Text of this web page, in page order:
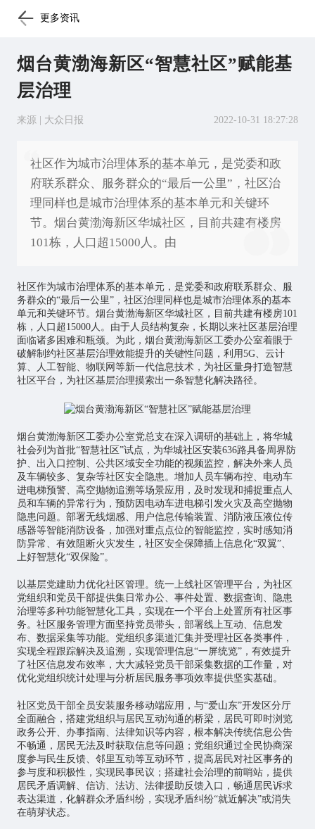
更多资讯
烟台黄渤海新区“智慧社区”赋能基
层治理
来源 | 大众日报 2022-10-31 18:27:28
社区作为城市治理体系的基本单元，是党委和政
府联系群众、服务群众的“最后一公里”，社区治
理同样也是城市治理体系的基本单元和关键环
节。烟台黄渤海新区华城社区，目前共建有楼房
101栋，人口超15000人。由
社区作为城市治理体系的基本单元，是党委和政府联系群众、服
务群众的“最后一公里”，社区治理同样也是城市治理体系的基本
单元和关键环节。烟台黄渤海新区华城社区，目前共建有楼房101
栋，人口超15000人。由于人员结构复杂，长期以来社区基层治理
面临诸多困难和瓶颈。为此，烟台黄渤海新区工委办公室着眼于
破解制约社区基层治理效能提升的关键性问题，利用5G、云计
算、
人工智能、 物联网 等新一代信息技术，为社区量身打造智慧
社区平台，为社区基层治理摸索出一条智慧化解决路径。
烟台黄渤海新区工委办公室党总支在深入调研的基础上，将华城
社会列为首批“智慧社区”试点，为华城社区安装636路具备周界防
护、出入口控制、公共区域安全功能的视频监控，解决外来人员
及车辆较多、复杂等社区安全隐患。增加人员车辆布控、电动车
进电梯预警、高空抛物追溯等场景应用，及时发现和捕捉重点人
员和车辆的异常行为，预防因电动车进电梯引发火灾及高空抛物
隐患问题。部署无线烟感、用户信息传输装置、消防液压液位传
感器等智能消防设备，加强对重点点位的智能监控，实时感知消
防异常、有效阻断火灾发生，社区安全保障插上信息化“双翼”、
上好智慧化“双保险”。
以基层党建助力优化社区管理。统一上线社区管理平台，为社区
党组织和党员干部提供集日常办公、事件处置、数据查询、隐患
治理等多种功能智慧化工具，实现在一个平台上处置所有社区事
务。社区服务管理方面坚持党员带头，部署线上互动、信息发
布、数据采集等功能。党组织多渠道汇集并受理社区各类事件，
实现全程跟踪解决及追溯，实现管理信息“一屏统览”，有效提升
了社区信息发布效率，大大减轻党员干部采集数据的工作量，对
优化党组织统计处理与分析居民服务事项效率提供坚实基础。
社区党员干部全员安装服务移动端应用，与“爱山东”开发区分厅
全面融合，搭建党组织与居民互动沟通的桥梁，居民可即时浏览
政务公开、办事指南、法律知识等内容，根本解决传统信息公告
不畅通，居民无法及时获取信息等问题；党组织通过全民协商深
度参与民生反馈、邻里互动等互动环节，提高居民对社区事务的
参与度和积极性，实现民事民议；搭建社会治理的前哨站，提供
居民矛盾调解、信访、法访、法律援助反馈入口，畅通居民诉求
表达渠道，化解群众矛盾纠纷，实现矛盾纠纷“就近解决”或消失
在萌芽状态。